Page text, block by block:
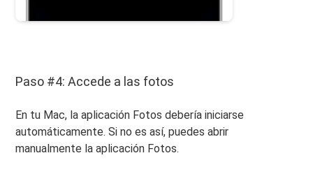
Paso #4: Accede a las fotos
En tu Mac, la aplicación Fotos debería iniciarse
automáticamente. Si no es así, puedes abrir
manualmente la aplicación Fotos.